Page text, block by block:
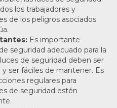
los trabajadores y
de los peligros asociados
Es importante
seguridad adecuado para la
de seguridad deben ser
ser fáciles de mantener. Es
regulares para
de seguridad estén